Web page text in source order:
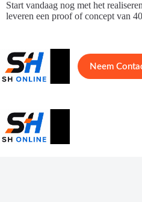
Ga
naar
Start vandaag nog met het
leveren een proof of concept van
Home
Neem